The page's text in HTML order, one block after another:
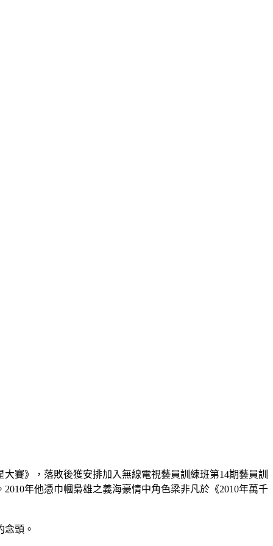
賽》，落敗後獲安排加入無線電視藝員訓練班第14期藝員訓
年他憑巾幗梟雄之義海豪情中角色梁非凡於《2010年萬千
頭。